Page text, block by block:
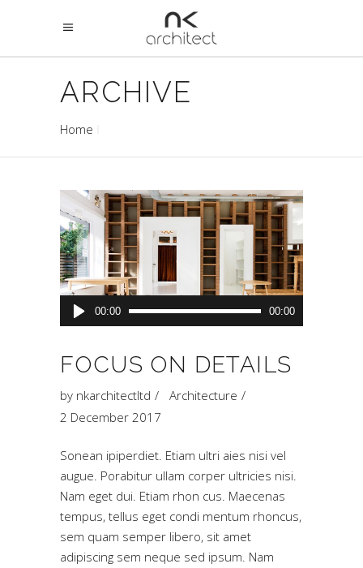
ARCHIVE
Home
Audio
Player
00:00 00:00
FOCUS ON DETAILS
by nkarchitectltd
Architecture
2 December 2017
Sonean ipiperdiet. Etiam ultri aies nisi vel
augue. Porabitur ullam corper ultricies nisi.
Nam eget dui. Etiam rhon cus. Maecenas
tempus, tellus eget condi mentum rhoncus,
sem quam semper libero, sit amet
adipiscing sem neque sed ipsum. Nam